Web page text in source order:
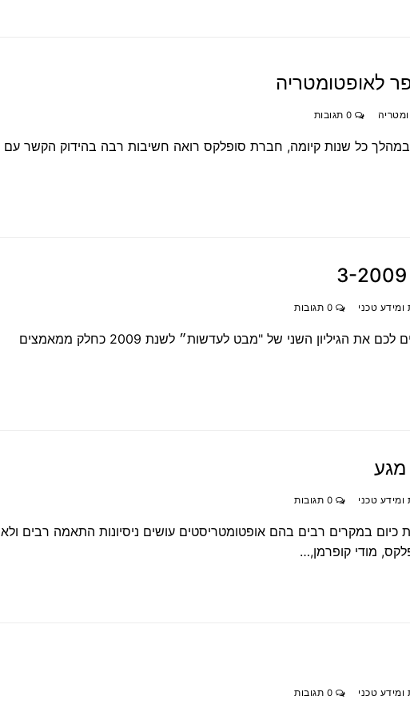
לאופטומטריה
כל שנות קיומה, חברת סופלקס רואה חשיבות רבה בהידוק הקשר עם
ומידע טכני
מידעון סופלקס – שומרים על המסורת אנחנו מביאים לכם את הגיליון השני של "מבט לעדשות״ לשנת 2009 כחלק ממאמצים
ומידע טכני
במקרים רבים בהם אופטומטריסטים עושים ניסיונות התאמה רבים ולא
מודי קופרמן,…
ומידע טכני